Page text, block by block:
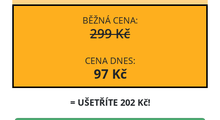
BĚŽNÁ CENA:
299 Kč
CENA DNES:
97 Kč
= UŠETŘÍTE 202 Kč!